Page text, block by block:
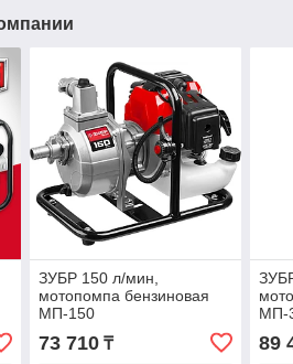
ЗУБР 150 л/мин,
мотопомпа бензиновая
МП-150
73 710₸
МП-
89